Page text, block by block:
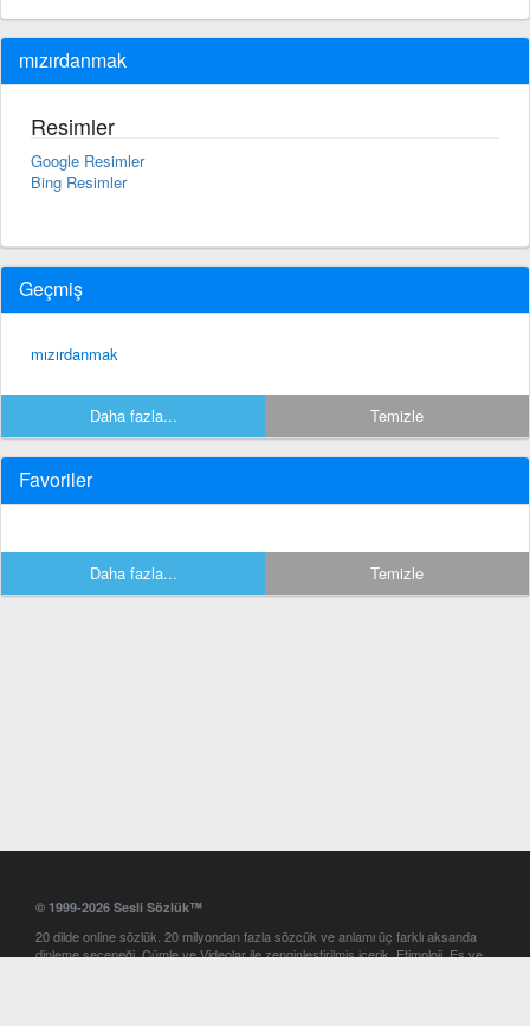
mızırdanmak
Resimler
Google Resimler
Bing Resimler
Geçmiş
mızırdanmak
Daha fazla... Temizle
Favoriler
Daha fazla... Temizle
© 1999-2026 Sesli Sözlük™
20 dilde online sözlük. 20 milyondan fazla sözcük ve anlamı üç farklı aksanda
dinleme seçeneği. Cümle ve Videolar ile zenginleştirilmiş içerik. Etimoloji, Eş ve